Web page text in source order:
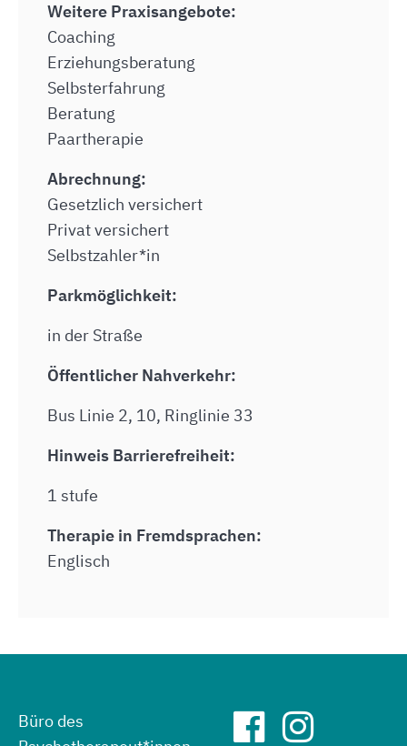
Weitere Praxisangebote:
Coaching
Erziehungsberatung
Selbsterfahrung
Beratung
Paartherapie
Abrechnung:
Gesetzlich versichert
Privat versichert
Selbstzahler*in
Parkmöglichkeit:
in der Straße
Öffentlicher Nahverkehr:
Bus Linie 2, 10, Ringlinie 33
Hinweis Barrierefreiheit:
1 stufe
Therapie in Fremdsprachen:
Englisch
Büro des